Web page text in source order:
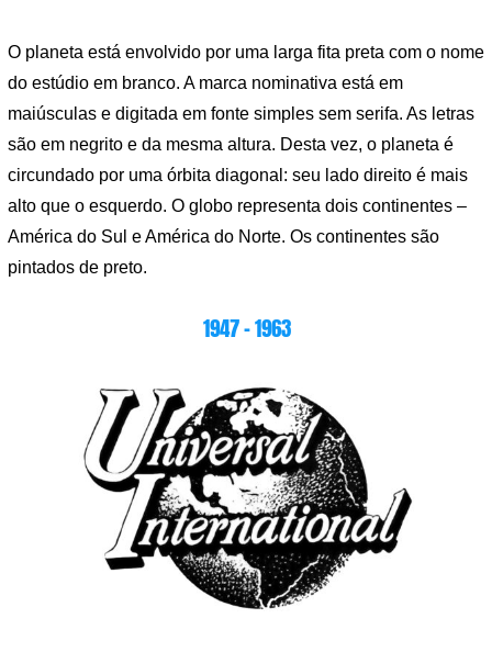
O planeta está envolvido por uma larga fita preta com o nome
do estúdio em branco. A marca nominativa está em
maiúsculas e digitada em fonte simples sem serifa. As letras
são em negrito e da mesma altura. Desta vez, o planeta é
circundado por uma órbita diagonal: seu lado direito é mais
alto que o esquerdo. O globo representa dois continentes –
América do Sul e América do Norte. Os continentes são
pintados de preto.
1947 – 1963